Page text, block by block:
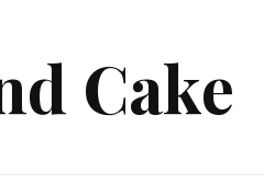
Cake